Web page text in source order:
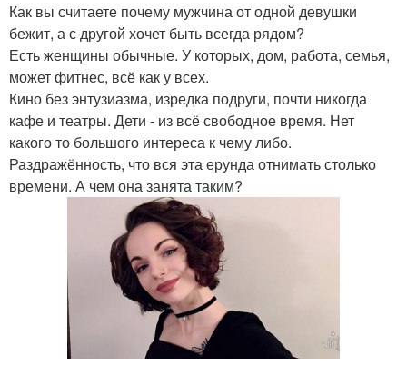
Как вы считаете почему мужчина от одной девушки
бежит, а с другой хочет быть всегда рядом?
Есть женщины обычные. У которых, дом, работа, семья,
может фитнес, всё как у всех.
Кино без энтузиазма, изредка подруги, почти никогда
кафе и театры. Дети - из всё свободное время. Нет
какого то большого интереса к чему либо.
Раздражённость, что вся эта ерунда отнимать столько
времени. А чем она занята таким?